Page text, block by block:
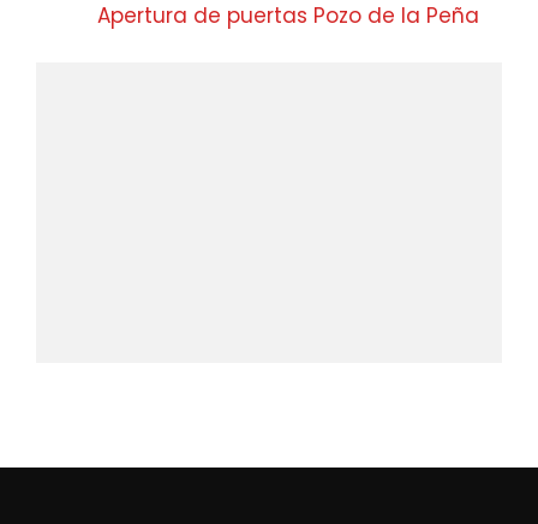
Apertura de puertas Pozo de la Peña